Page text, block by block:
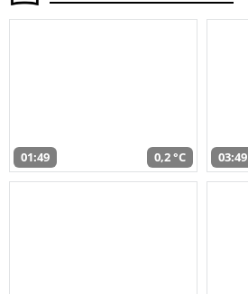
01:49 0,2 °C 03:49